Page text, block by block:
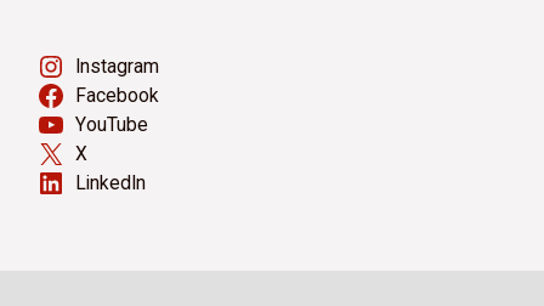
Instagram
Facebook
YouTube
X
LinkedIn